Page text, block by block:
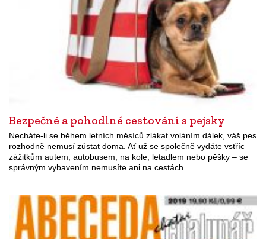
Bezpečné a pohodlné cestování s pejsky
Necháte-li se během letních měsíců zlákat voláním dálek, váš pes
rozhodně nemusí zůstat doma. Ať už se společně vydáte vstříc
zážitkům autem, autobusem, na kole, letadlem nebo pěšky – se
správným vybavením nemusíte ani na cestách…